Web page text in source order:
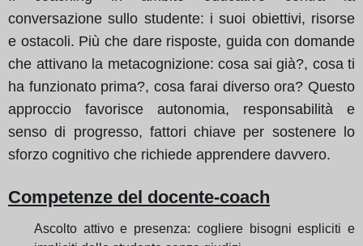
conversazione sullo studente: i suoi obiettivi, risorse
e ostacoli. Più che dare risposte, guida con domande
che attivano la metacognizione: cosa sai già?, cosa ti
ha funzionato prima?, cosa farai diverso ora? Questo
approccio favorisce autonomia, responsabilità e
senso di progresso, fattori chiave per sostenere lo
sforzo cognitivo che richiede apprendere davvero.
Competenze del docente-coach
Ascolto attivo e presenza: cogliere bisogni espliciti e